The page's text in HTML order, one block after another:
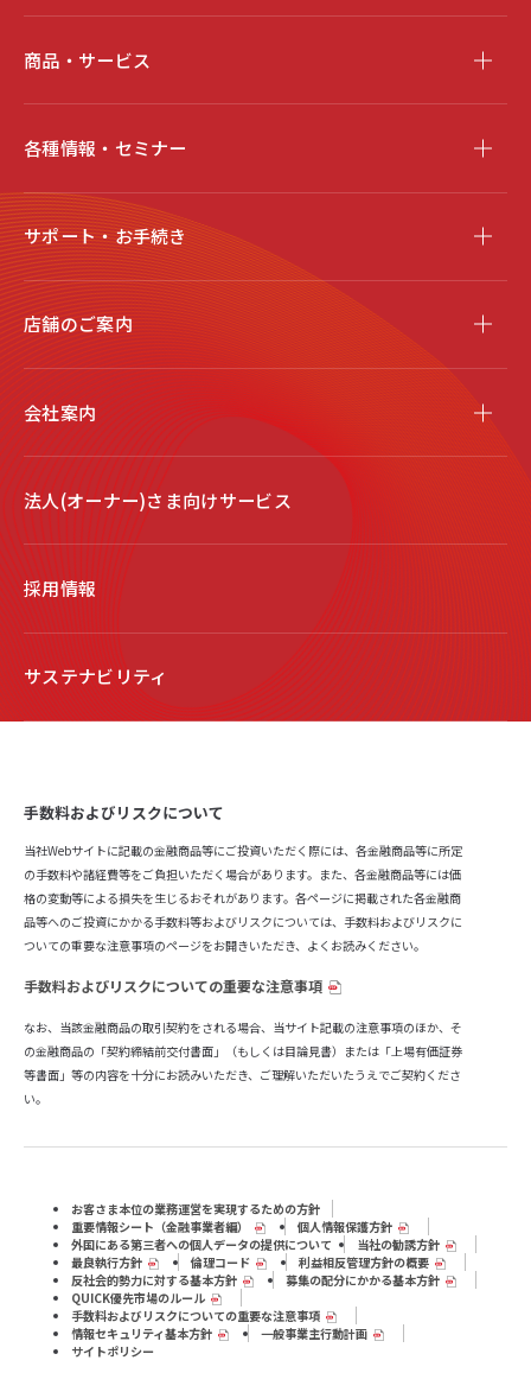
商品・サービス
各種情報・セミナー
サポート・お手続き
店舗のご案内
会社案内
法人(オーナー)さま向けサービス
採用情報
サステナビリティ
手数料およびリスクについて
当社Webサイトに記載の金融商品等にご投資いただく際には、各金融商品等に所定
の手数料や諸経費等をご負担いただく場合があります。また、各金融商品等には価
格の変動等による損失を生じるおそれがあります。各ページに掲載された各金融商
品等へのご投資にかかる手数料等およびリスクについては、手数料およびリスクに
ついての重要な注意事項のページをお開きいただき、よくお読みください。
手数料およびリスクについての重要な注意事項
なお、当該金融商品の取引契約をされる場合、当サイト記載の注意事項のほか、そ
の金融商品の「契約締結前交付書面」（もしくは目論見書）または「上場有価証券
等書面」等の内容を十分にお読みいただき、ご理解いただいたうえでご契約くださ
い。
お客さま本位の業務運営を実現するための方針
重要情報シート（⾦融事業者編）
個人情報保護方針
外国にある第三者への個人データの提供について
当社の勧誘方針
最良執行方針
倫理コード
利益相反管理方針の概要
反社会的勢力に対する基本方針
募集の配分にかかる基本方針
QUICK優先市場のルール
手数料およびリスクについての重要な注意事項
情報セキュリティ基本方針
一般事業主行動計画
サイトポリシー